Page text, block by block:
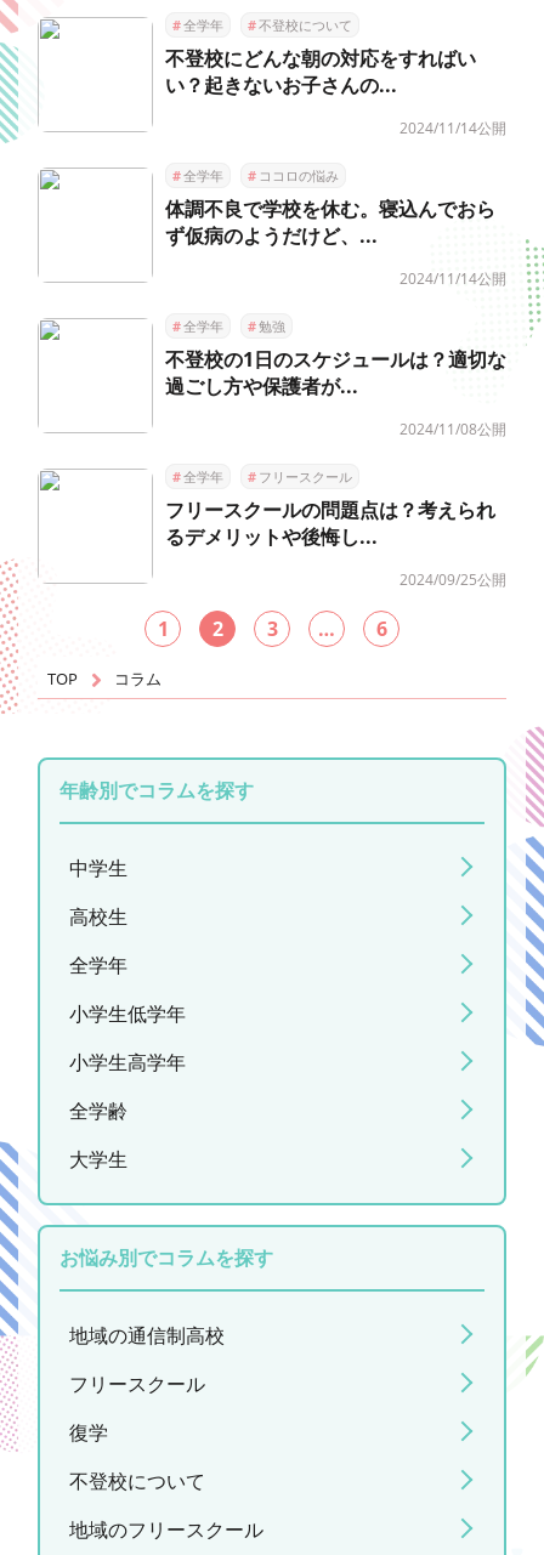
不登校にどんな朝の対応をすればい
い？起きないお子さんの...
2024/11/14公開
#全学年 #不登校について
体調不良で学校を休む。寝込んでおら
ず仮病のようだけど、...
2024/11/14公開
#全学年 # ココロの悩み
不登校の1日のスケジュールは？適切な
過ごし方や保護者が...
2024/11/08公開
#全学年 #勉強
フリースクールの問題点は？考えられ
るデメリットや後悔し...
2024/09/25公開
#全学年 # フリースクール
1 2 3 … 6
TOP コラム
年齢別でコラムを探す
中学生
高校生
全学年
小学生低学年
小学生高学年
全学齢
大学生
お悩み別でコラムを探す
地域の通信制高校
フリースクール
復学
不登校について
地域のフリースクール